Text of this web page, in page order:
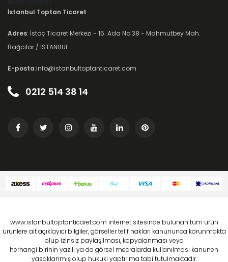
İstanbul Toptan Ticaret
Adres: İstoç Ticaret Merkezi - 15. Ada No:38 - Mahmutbey Mah.
Bağcılar / İSTANBUL
E-posta:info@istanbultoptanticaret.com
0212 514 38 14
www.istanbultoptanticaret.com internet sitesinde bulunan tüm ürün
ürünlere ait açıklayıcı bilgiler, görseller telif hakları kanununca korunmakta
olup izinsiz paylaşılması, kopyalanması veya
herhangi birinin yazılı ya da görsel mecralarda kullanılması kanunen
yasaklanmış olup hukuki yaptırıma tabi tutulmaktadır.